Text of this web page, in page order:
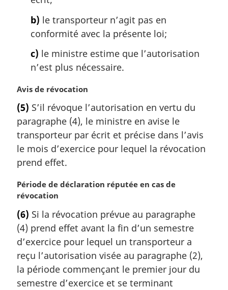
b) le transporteur n’agit pas en
conformité avec la présente loi;
c) le ministre estime que l’autorisation
n’est plus nécessaire.
N
t
e
m
a
g
n
a
l
e
:
Avis de révocation
(5) S’il révoque l’autorisation en vertu du
paragraphe (4), le ministre en avise le
transporteur par écrit et précise dans l’avis
le mois d’exercice pour lequel la révocation
prend effet.
N
o
e
m
a
r
i
n
Période de déclaration réputée en cas de
révocation
(6) Si la révocation prévue au paragraphe
(4) prend effet avant la fin d’un semestre
d’exercice pour lequel un transporteur a
reçu l’autorisation visée au paragraphe (2),
la période commençant le premier jour du
semestre d’exercice et se terminant